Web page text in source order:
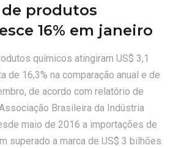
produtos
16% em janeiro
químicos atingiram US$ 3,1
de 16,3% na comparação anual e de
de acordo com relatório de
Brasileira da Indústria
maio de 2016 a importações de
superado a marca de US$ 3 bilhões